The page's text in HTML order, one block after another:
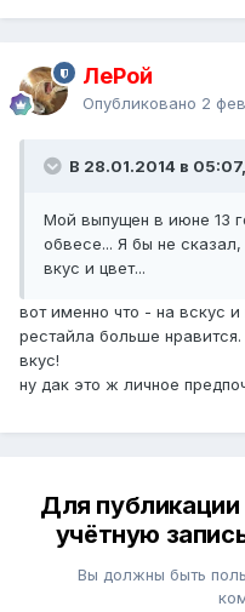
ЛеРой
Опубликовано 2
В 28.01.2014 в
Мой выпущен в июне 13
обвесе... Я бы не
вкус и цвет...
вот именно что - на вскус
рестайла больше
вкус!
ну дак это ж личное
Для
учётную
Вы должны быть